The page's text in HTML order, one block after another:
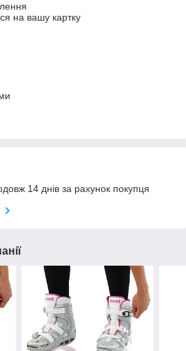
на вашу картку
14 днів за рахунок покупця